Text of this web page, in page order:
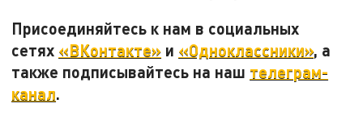
Присоединяйтесь к нам в социальных
сетях «ВКонтакте» и «Одноклассники», а
также подписывайтесь на наш телеграм-
канал.